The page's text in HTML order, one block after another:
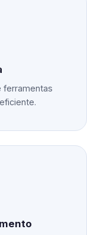
ferramentas